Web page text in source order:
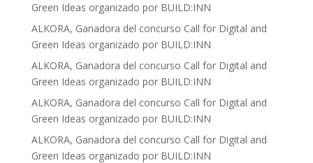
Green Ideas organizado por BUILD:INN
ALKORA, Ganadora del concurso Call for Digital and
Green Ideas organizado por BUILD:INN
ALKORA, Ganadora del concurso Call for Digital and
Green Ideas organizado por BUILD:INN
ALKORA, Ganadora del concurso Call for Digital and
Green Ideas organizado por BUILD:INN
ALKORA, Ganadora del concurso Call for Digital and
Green Ideas organizado por BUILD:INN